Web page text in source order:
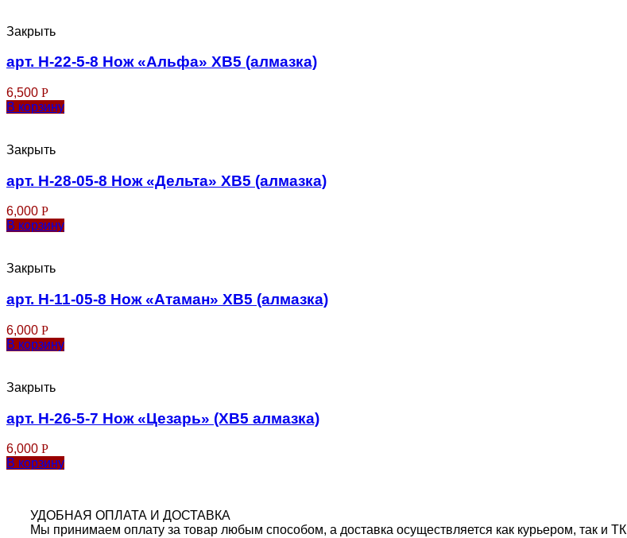
Закрыть
арт. Н-22-5-8 Нож «Альфа» ХВ5 (алмазка)
6,500 Р
В корзину
Закрыть
арт. Н-28-05-8 Нож «Дельта» ХВ5 (алмазка)
6,000 Р
В корзину
Закрыть
арт. Н-11-05-8 Нож «Атаман» ХВ5 (алмазка)
6,000 Р
В корзину
Закрыть
арт. Н-26-5-7 Нож «Цезарь» (ХВ5 алмазка)
6,000 Р
В корзину
УДОБНАЯ ОПЛАТА И ДОСТАВКА
Мы принимаем оплату за товар любым способом, а доставка осуществляется как курьером, так и ТК